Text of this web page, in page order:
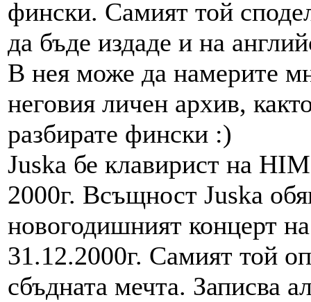
фински. Самият той
да бъде издаде и на
В нея може да намерите
неговия личен архив,
разбирате фински :)
Juska бе клавирист на
2000г. Всъщност Juska
новогодишният концерт
31.12.2000г. Самият той
сбъдната мечта. Записва